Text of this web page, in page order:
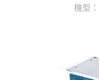
機型：